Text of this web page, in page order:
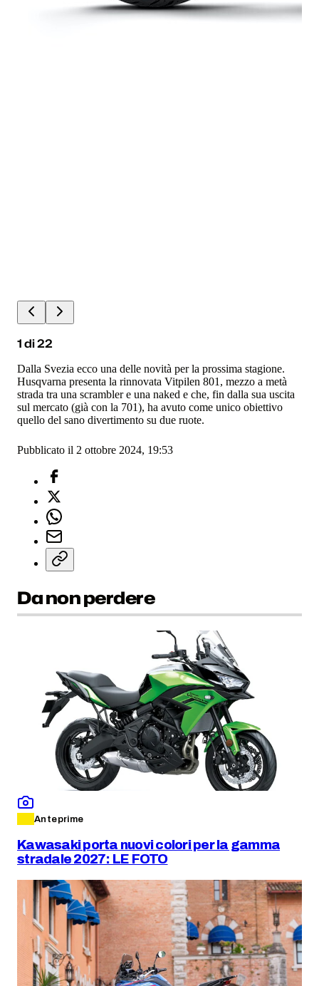
1di22
Dalla Svezia ecco una delle novità per la prossima stagione.
Husqvarna presenta la rinnovata Vitpilen 801, mezzo a metà
strada tra una scrambler e una naked e che, fin dalla sua uscita
sul mercato (già con la 701), ha avuto come unico obiettivo
quello del sano divertimento su due ruote.
Pubblicato il 2 ottobre 2024, 19:53
Da non perdere
Anteprime
Kawasaki porta nuovi colori per la gamma
stradale 2027: LE FOTO